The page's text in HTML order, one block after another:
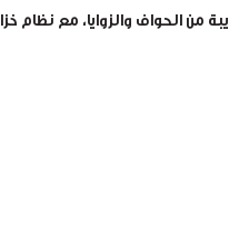
من الحواف والزوايا، مع